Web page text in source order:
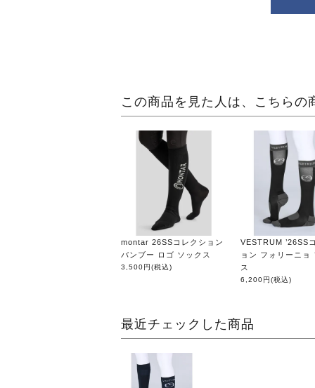
この商品を見た人は、こちらの
montar 26SSコレクション
バンブー ロゴ ソックス
3,500円(税込)
VESTRUM ’26SS
ョン フォリーニョ
ス
6,200円(税込)
最近チェックした商品